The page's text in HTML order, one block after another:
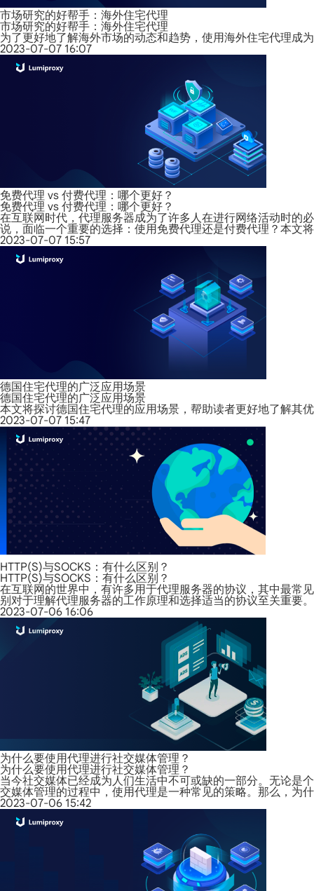
市场研究的好帮手：海外住宅代理
市场研究的好帮手：海外住宅代理
为了更好地了解海外市场的动态和趋势，使用海外住宅代理成
2023-07-07 16:07
免费代理 vs 付费代理：哪个更好？
免费代理 vs 付费代理：哪个更好？
在互联网时代，代理服务器成为了许多人在进行网络活动时的
说，面临一个重要的选择：使用免费代理还是付费代理？本文
2023-07-07 15:57
德国住宅代理的广泛应用场景
德国住宅代理的广泛应用场景
本文将探讨德国住宅代理的应用场景，帮助读者更好地了解其
2023-07-07 15:47
HTTP(S)与SOCKS：有什么区别？
HTTP(S)与SOCKS：有什么区别？
在互联网的世界中，有许多用于代理服务器的协议，其中最常
别对于理解代理服务器的工作原理和选择适当的协议至关重要。
2023-07-06 16:06
为什么要使用代理进行社交媒体管理？
为什么要使用代理进行社交媒体管理？
当今社交媒体已经成为人们生活中不可或缺的一部分。无论是
交媒体管理的过程中，使用代理是一种常见的策略。那么，为
2023-07-06 15:42